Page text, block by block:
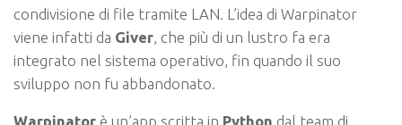
condivisione di file tramite LAN. L’idea di Warpinator
viene infatti da Giver , che più di un lustro fa era
integrato nel sistema operativo, fin quando il suo
sviluppo non fu abbandonato.
Warpinator è un’app scritta in Python dal team di